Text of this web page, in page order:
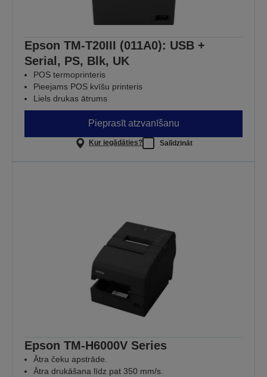
Epson TM-T20III (011A0): USB +
Serial, PS, Blk, UK
POS termoprinteris
Pieejams POS kvīšu printeris
Liels drukas ātrums
Pieprasīt atzvanīšanu
Kur iegādāties? Salīdzināt
Epson TM-H6000V Series
Ātra čeku apstrāde.
Ātra drukāšana līdz pat 350 mm/s.